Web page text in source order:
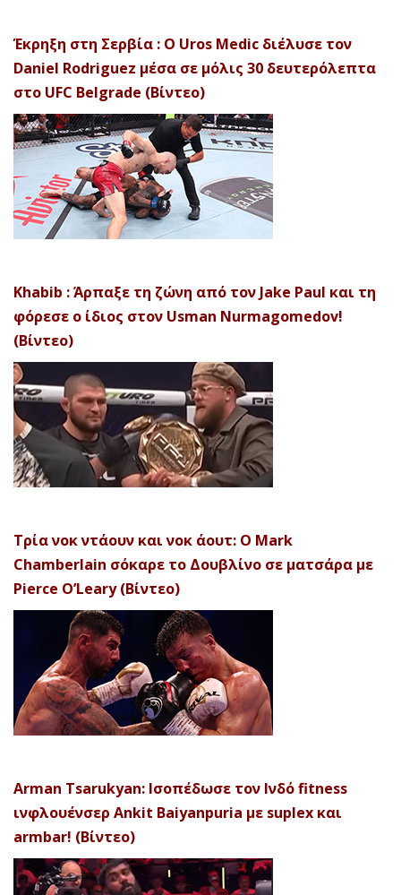
Έκρηξη στη Σερβία : Ο Uros Medic διέλυσε τον
Daniel Rodriguez μέσα σε μόλις 30 δευτερόλεπτα
στο UFC Belgrade (Βίντεο)
Khabib : Άρπαξε τη ζώνη από τον Jake Paul και τη
φόρεσε ο ίδιος στον Usman Nurmagomedov!
(Βίντεο)
Τρία νοκ ντάουν και νοκ άουτ: Ο Mark
Chamberlain σόκαρε το Δουβλίνο σε ματσάρα με
Pierce O’Leary (Βίντεο)
Arman Tsarukyan: Ισοπέδωσε τον Ινδό fitness
ινφλουένσερ Ankit Baiyanpuria με suplex και
armbar! (Βίντεο)